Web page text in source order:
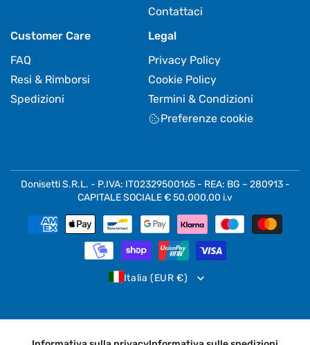
Contattaci
Customer Care
FAQ
Resi & Rimborsi
Spedizioni
Legal
Privacy Policy
Cookie Policy
Termini & Condizioni
Preferenze cookie
Donisetti S.R.L. - P.IVA: IT02329500165 - REA: BG – 280913 -
CAPITALE SOCIALE € 50.000,00 i.v
Metodi
Italia (EUR €)